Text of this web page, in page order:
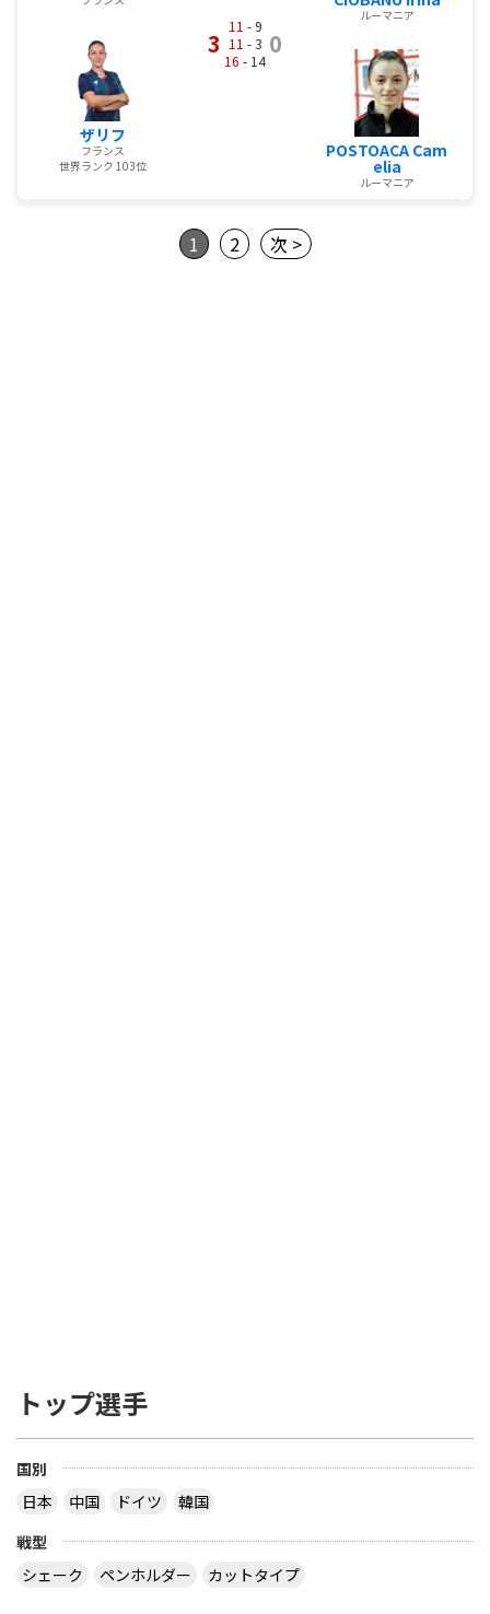
ザリフ
フランス
世界ランク 103位
3
11 - 9
11 - 3
16 - 14
0
ルーマニア
POSTOACA Cam
elia
ルーマニア
1 2 次 >
トップ選手
国別
日本
中国 ドイツ
韓国
戦型
シェーク
ペンホルダー カットタイプ